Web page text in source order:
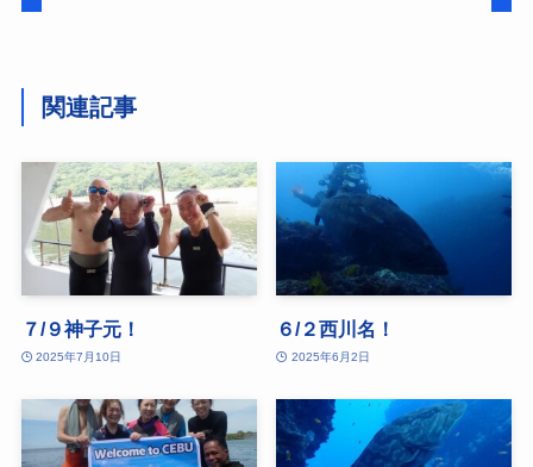
関連記事
７/９神子元！
2025年7月10日
６/２西川名！
2025年6月2日